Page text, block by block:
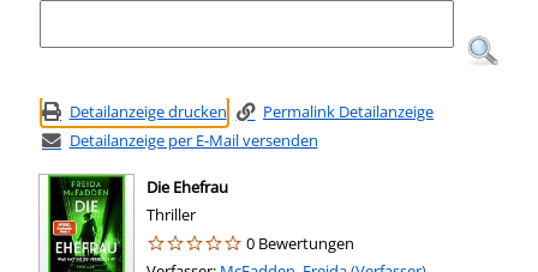
Detailanzeige drucken
Permalink Detailanzeige
Detailanzeige per E-Mail versenden
Die Ehefrau
Thriller
0 Bewertungen